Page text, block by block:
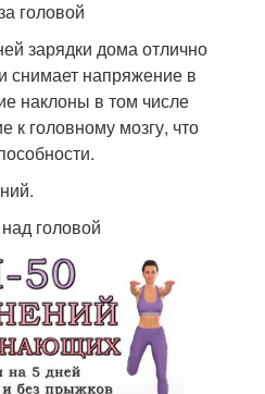
головой
зарядки дома отлично
снимает напряжение в
наклоны в том числе
головному мозгу, что
головой